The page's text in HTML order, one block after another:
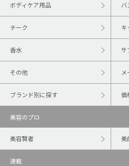
ボディケア用品 バ
チーク キ
香水 サ
その他
ブランド別に探す 価
美容のプロ
美容賢者 美
連載